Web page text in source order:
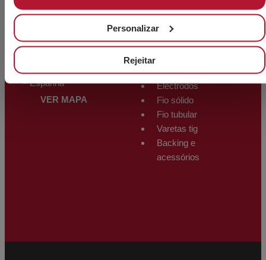
Personalizar
Rejeitar
Polígono Trápaga-Ugarte
– Espanha
VER MAPA
Outros produtos
PRODUTOS
SOLDADURA
Eléctrodos
Fio sólido
Fio tubular
Varetas tig
Backing e
acessórios